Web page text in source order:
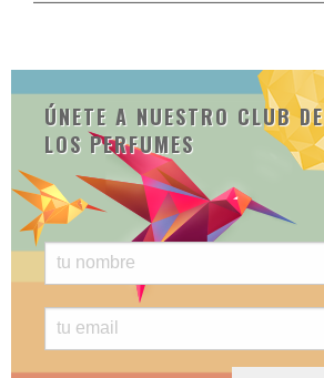
ÚNETE A NUESTRO CLUB
LOS PERFUMES